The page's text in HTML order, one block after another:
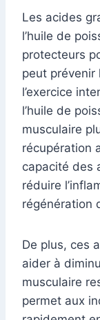
Les acides
l’huile de
protecteurs
peut prévenir
l’exercice
l’huile de
musculaire
récupération
capacité des
réduire
régénération
De plus, ces
aider à
musculaire
permet aux